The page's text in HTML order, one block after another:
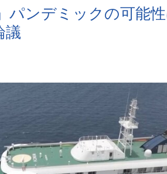
パンデミックの可能
議